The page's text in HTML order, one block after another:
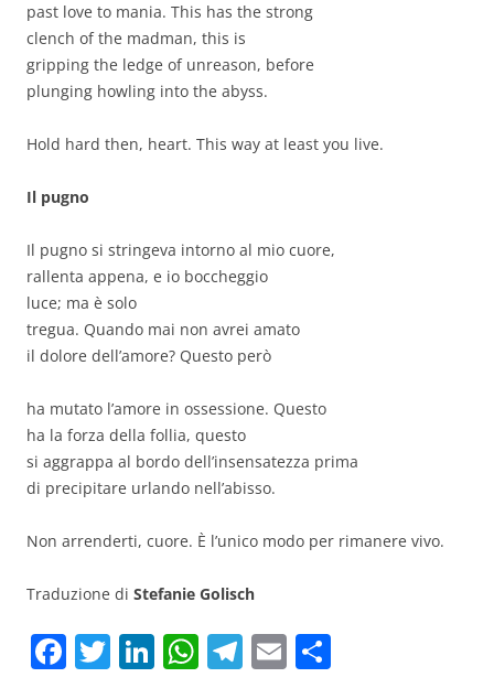
past love to mania. This has the strong
clench of the madman, this is
gripping the ledge of unreason, before
plunging howling into the abyss.
Hold hard then, heart. This way at least you live.
Il pugno
Il pugno si stringeva intorno al mio cuore,
rallenta appena, e io boccheggio
luce; ma è solo
tregua. Quando mai non avrei amato
il dolore dell’amore? Questo però
ha mutato l’amore in ossessione. Questo
ha la forza della follia, questo
si aggrappa al bordo dell’insensatezza prima
di precipitare urlando nell’abisso.
Non arrenderti, cuore. È l’unico modo per rimanere vivo.
Traduzione di Stefanie Golisch
F T Li W T E